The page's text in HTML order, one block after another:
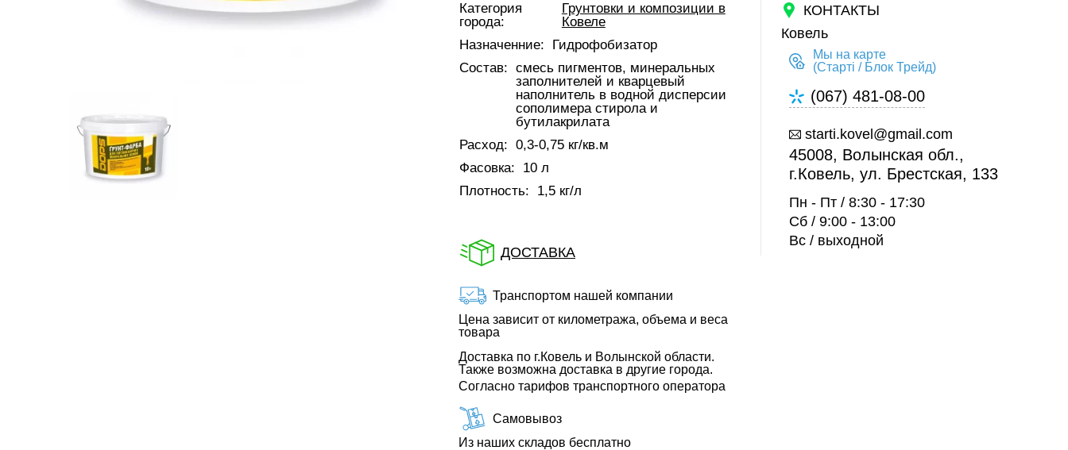
Категория
города:
Грунтовки и композиции в
Ковеле
Назначенние:
Гидрофобизатор
Состав: смесь пигментов, минеральных
заполнителей и кварцевый
наполнитель в водной дисперсии
сополимера стирола и
бутилакрилата
Расход: 0,3-0,75 кг/кв.м
Фасовка:
10 л
Плотность:
1,5 кг/л
ДОСТАВКА
Транспортом нашей компании
Цена зависит от километража, объема и веса
товара
Доставка по г.Ковель и Волынской области.
Также возможна доставка в другие города.
Согласно тарифов транспортного оператора
Самовывоз
Из наших складов бесплатно
КОНТАКТЫ
Ковель
Мы на карте
(Старті / Блок Трейд)
(067) 481-08-00
starti.kovel@gmail.com
45008, Волынская обл.,
г.Ковель, ул. Брестская, 133
Пн - Пт / 8:30 - 17:30
Сб / 9:00 - 13:00
Вс / выходной